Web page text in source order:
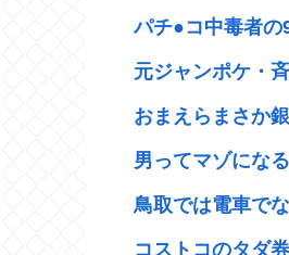
パチ●コ中毒者の
元ジャンポケ・
おまえらまさか
男ってマゾにな
鳥取では電車で
コストコのタダ